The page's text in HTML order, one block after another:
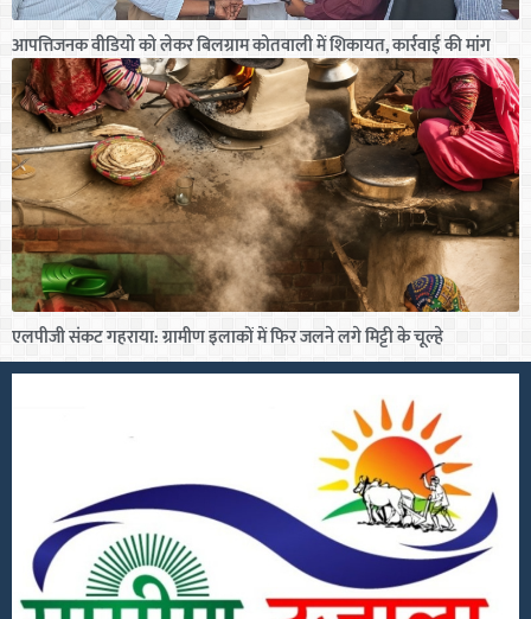
आपत्तिजनक वीडियो को लेकर बिलग्राम कोतवाली में शिकायत, कार्रवाई की मांग
एलपीजी संकट गहराया: ग्रामीण इलाकों में फिर जलने लगे मिट्टी के चूल्हे